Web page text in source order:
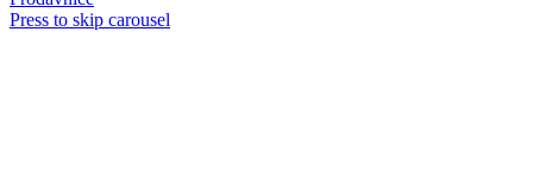
Press to skip carousel